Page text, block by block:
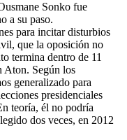
Sonko fue
a su paso.
para incitar disturbios
que la oposición no
termina dentro de 11
Aton. Según los
generalizado para
presidenciales
teoría, él no podría
dos veces, en 2012